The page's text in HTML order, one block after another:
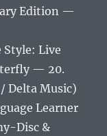
Edition —
Live
— 20.
Delta Music)
Learner
Disc &